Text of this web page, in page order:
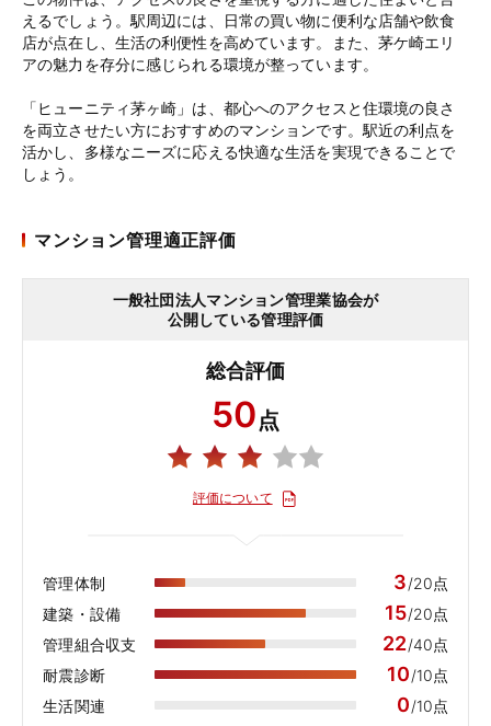
えるでしょう。駅周辺には、日常の買い物に便利な店舗や飲食
店が点在し、生活の利便性を高めています。また、茅ケ崎エリ
アの魅力を存分に感じられる環境が整っています。
「ヒューニティ茅ヶ崎」は、都心へのアクセスと住環境の良さ
を両立させたい方におすすめのマンションです。駅近の利点を
活かし、多様なニーズに応える快適な生活を実現できることで
しょう。
マンション管理適正評価
一般社団法人マンション管理業協会が
公開している管理評価
総合評価
50点
評価について
管理体制 3/20点
建築・設備
15/20点
管理組合収支
22/40点
耐震診断
10/10点
生活関連
0/10点